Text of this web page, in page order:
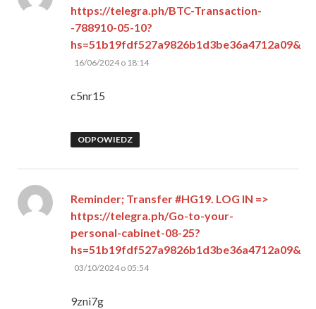
https://telegra.ph/BTC-Transaction-
-788910-05-10?
hs=51b19fdf527a9826b1d3be36a4712a09&
pisze:
16/06/2024 o 18:14
c5nr15
ODPOWIEDZ
Reminder; Transfer #HG19. LOG IN =>
https://telegra.ph/Go-to-your-
personal-cabinet-08-25?
hs=51b19fdf527a9826b1d3be36a4712a09&
pisze:
03/10/2024 o 05:54
9zni7g